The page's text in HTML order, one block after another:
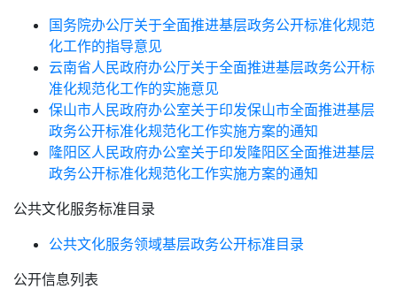
国务院办公厅关于全面推进基层政务公开标准化规范
化工作的指导意见
云南省人民政府办公厅关于全面推进基层政务公开标
准化规范化工作的实施意见
保山市人民政府办公室关于印发保山市全面推进基层
政务公开标准化规范化工作实施方案的通知
隆阳区人民政府办公室关于印发隆阳区全面推进基层
政务公开标准化规范化工作实施方案的通知
公共文化服务标准目录
公共文化服务领域基层政务公开标准目录
公开信息列表